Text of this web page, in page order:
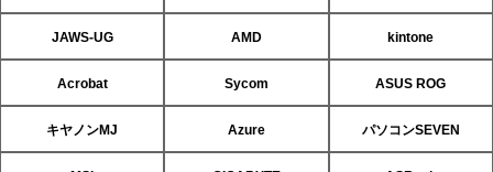
JAWS-UG AMD kintone
Acrobat Sycom ASUS ROG
キヤノンMJ Azure パソコンSEVEN